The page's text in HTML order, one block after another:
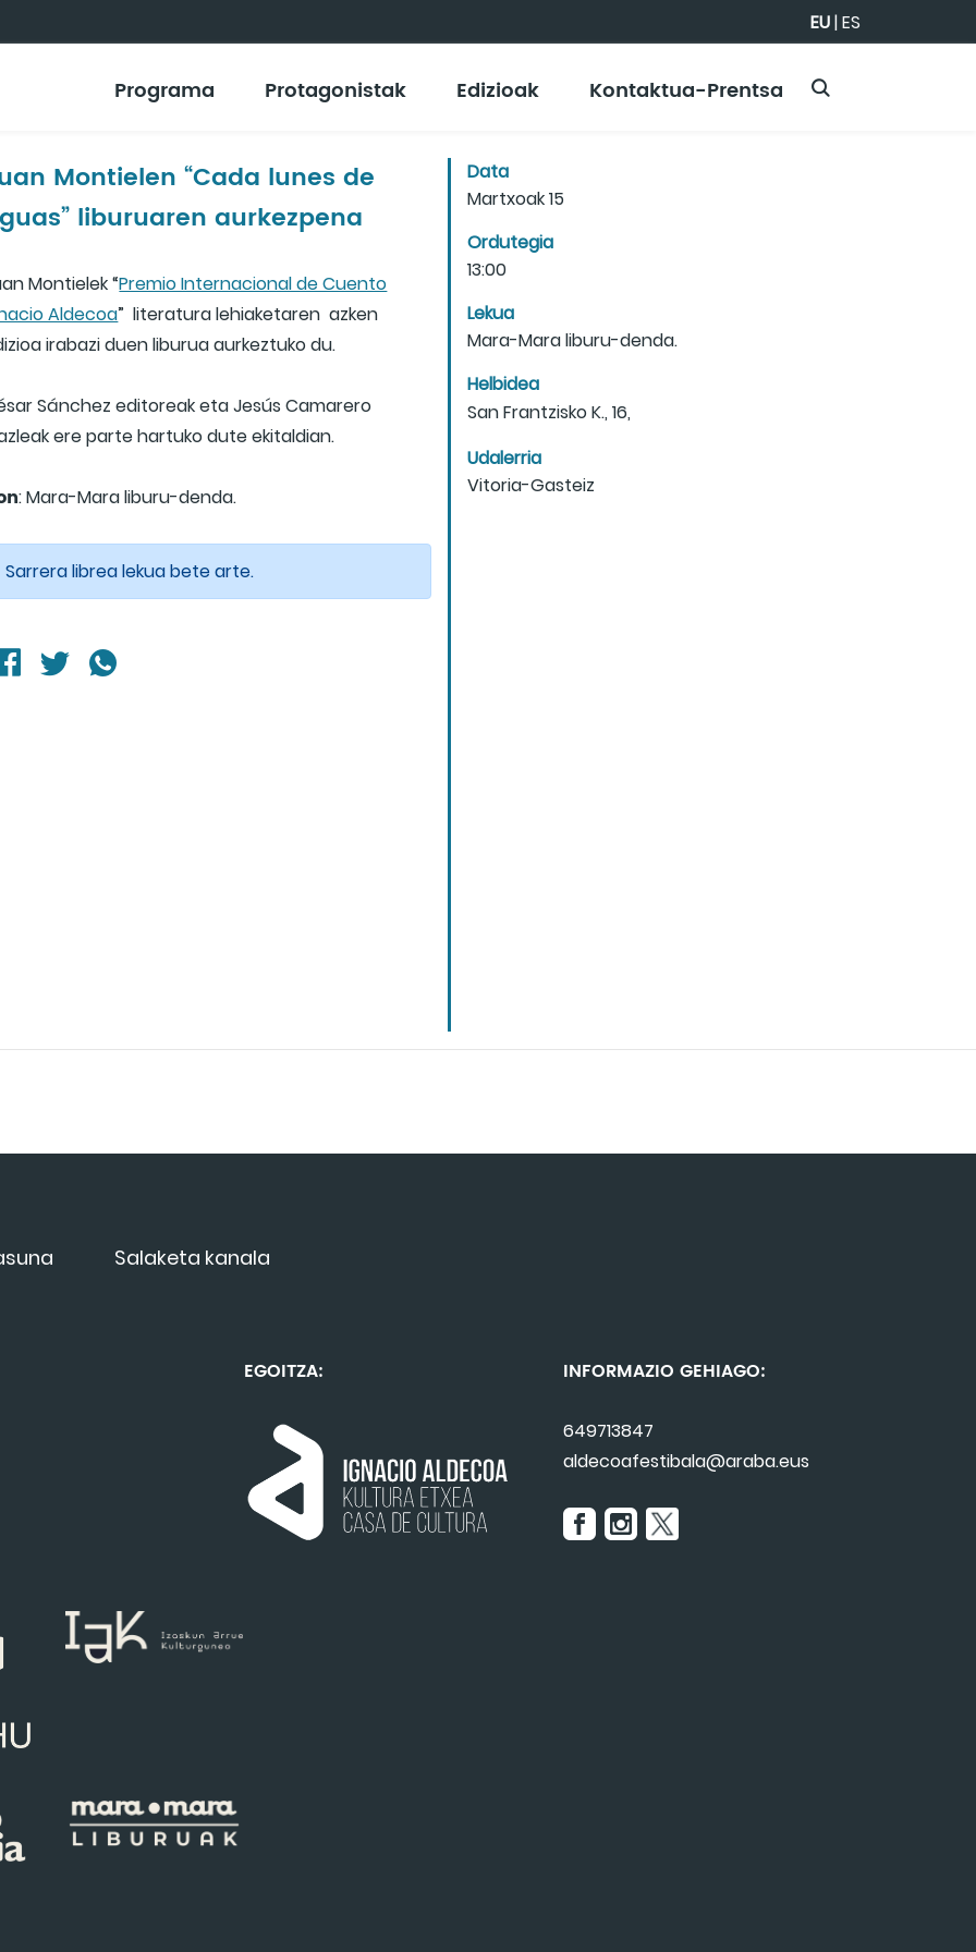
EU|ES
Programa Protagonistak Edizioak Kontaktua-Prentsa
Montielen “Cada lunes de
liburuaren aurkezpena
Montielek “Premio Internacional de Cuento
Aldecoa” literatura lehiaketaren azken
irabazi duen liburua aurkeztuko du.
Sánchez editoreak eta Jesús Camarero
ere parte hartuko dute ekitaldian.
: Mara-Mara liburu-denda.
Sarrera librea lekua bete arte.
Data
Martxoak 15
Ordutegia
13:00
Lekua
Mara-Mara liburu-denda.
Helbidea
San Frantzisko K., 16,
Udalerria
Vitoria-Gasteiz
Salaketa kanala
EGOITZA: INFORMAZIO GEHIAGO:
649713847
aldecoafestibala@araba.eus